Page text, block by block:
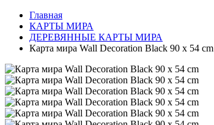
Главная
КАРТЫ МИРА
ДЕРЕВЯННЫЕ КАРТЫ МИРА
Карта мира Wall Decoration Black 90 x 54 cm